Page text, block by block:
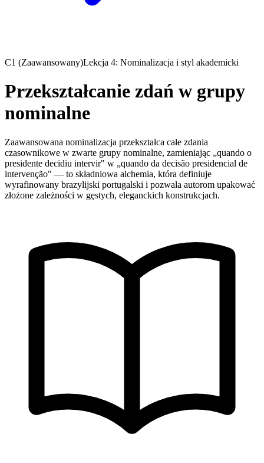
C1 (Zaawansowany)Lekcja 4: Nominalizacja i styl akademicki
Przekształcanie zdań w grupy
nominalne
Zaawansowana nominalizacja przekształca całe zdania
czasownikowe w zwarte grupy nominalne, zamieniając „quando o
presidente decidiu intervir" w „quando da decisão presidencial de
intervenção" — to składniowa alchemia, która definiuje
wyrafinowany brazylijski portugalski i pozwala autorom upakować
złożone zależności w gęstych, eleganckich konstrukcjach.